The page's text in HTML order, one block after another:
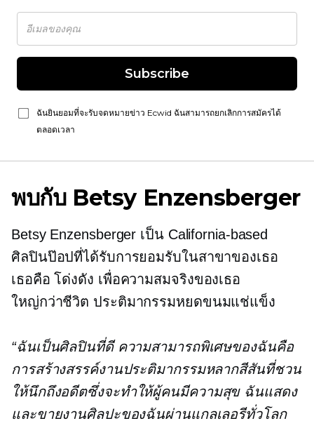
Subscribe
ฉันยินยอมที่จะรับจดหมายข่าว Ecwid ฉันสามารถยกเลิกการสมัครได้
ตลอดเวลา
พบกับ Betsy Enzensberger
Betsy Enzensberger เป็น California-based
ศิลปินป๊อปที่ได้รับการยอมรับในสาขาของเธอ
เธอคือโด่งดัง เพื่อความสมจริงของเธอ
ใหญ่กว่าชีวิต ประติมากรรมหยดขนมแช่แข็ง
“ฉันเป็นศิลปินที่ดี ความสามารถพิเศษของฉันคือ
การสร้างสรรค์งานประติมากรรมหลากสีสันที่ชวน
ให้นึกถึงอดีตซึ่งจะทำให้ผู้คนมีความสุข ฉันแสดง
และขายงานศิลปะของฉันผ่านแกลเลอรีทั่วโลก